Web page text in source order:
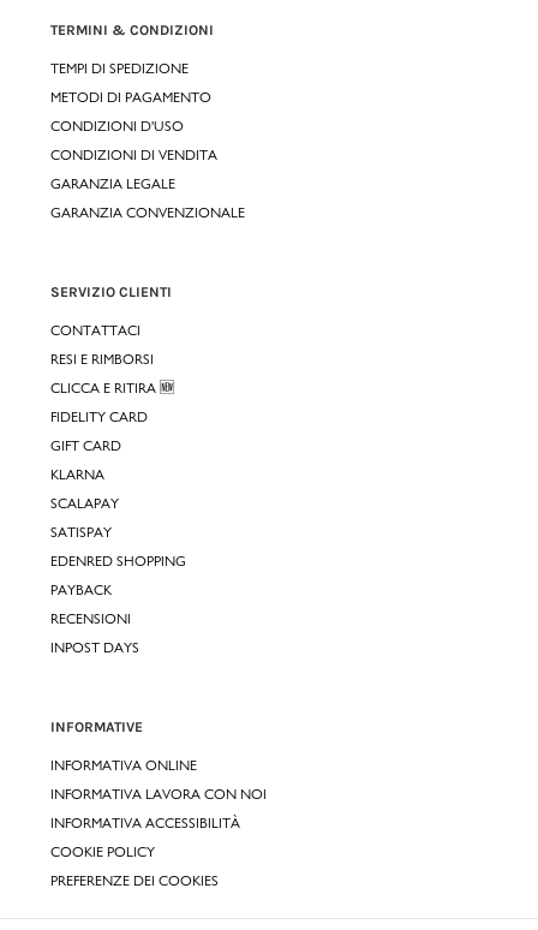
TERMINI & CONDIZIONI
TEMPI DI SPEDIZIONE
METODI DI PAGAMENTO
CONDIZIONI D'USO
CONDIZIONI DI VENDITA
GARANZIA LEGALE
GARANZIA CONVENZIONALE
SERVIZIO CLIENTI
CONTATTACI
RESI E RIMBORSI
CLICCA E RITIRA 🆕
FIDELITY CARD
GIFT CARD
KLARNA
SCALAPAY
SATISPAY
EDENRED SHOPPING
PAYBACK
RECENSIONI
INPOST DAYS
INFORMATIVE
INFORMATIVA ONLINE
INFORMATIVA LAVORA CON NOI
INFORMATIVA ACCESSIBILITÀ
COOKIE POLICY
PREFERENZE DEI COOKIES